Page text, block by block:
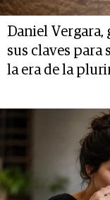
Daniel Vergara,
sus claves para
la era de la